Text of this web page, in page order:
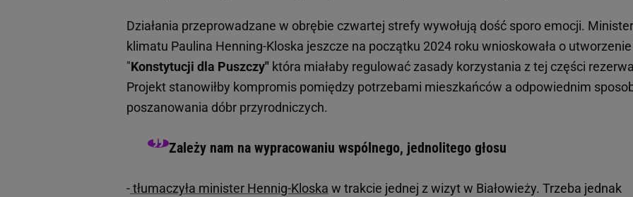
Działania przeprowadzane w obrębie czwartej strefy wywołują dość sporo emocji. Minister
klimatu Paulina Henning-Kloska jeszcze na początku 2024 roku wnioskowała o utworzenie
"Konstytucji dla Puszczy" która miałaby regulować zasady korzystania z tej części
Projekt stanowiłby kompromis pomiędzy potrzebami mieszkańców a odpowiednim
poszanowania dóbr przyrodniczych.
Zależy nam na wypracowaniu wspólnego, jednolitego głosu
-tłumaczyła minister Hennig-Kloska w trakcie jednej z wizyt w Białowieży. Trzeba jednak